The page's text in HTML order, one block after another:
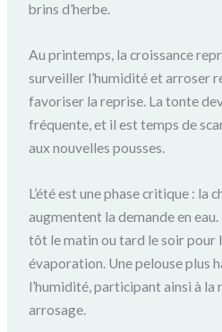
brins d’herbe.
Au printemps, la croissance
surveiller l’humidité et arroser
favoriser la reprise. La tonte
fréquente, et il est temps de
aux nouvelles pousses.
L’été est une phase critique : la
augmentent la demande en
tôt le matin ou tard le soir pour
évaporation. Une pelouse plus
l’humidité, participant ainsi à
arrosage.